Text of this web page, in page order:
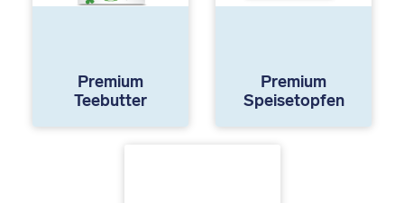
Premium
Teebutter
Premium
Speisetopfen